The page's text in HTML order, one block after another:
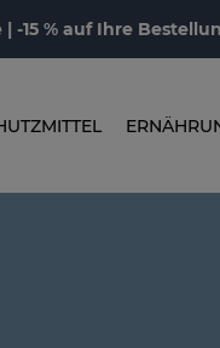
| -15 % auf Ihre